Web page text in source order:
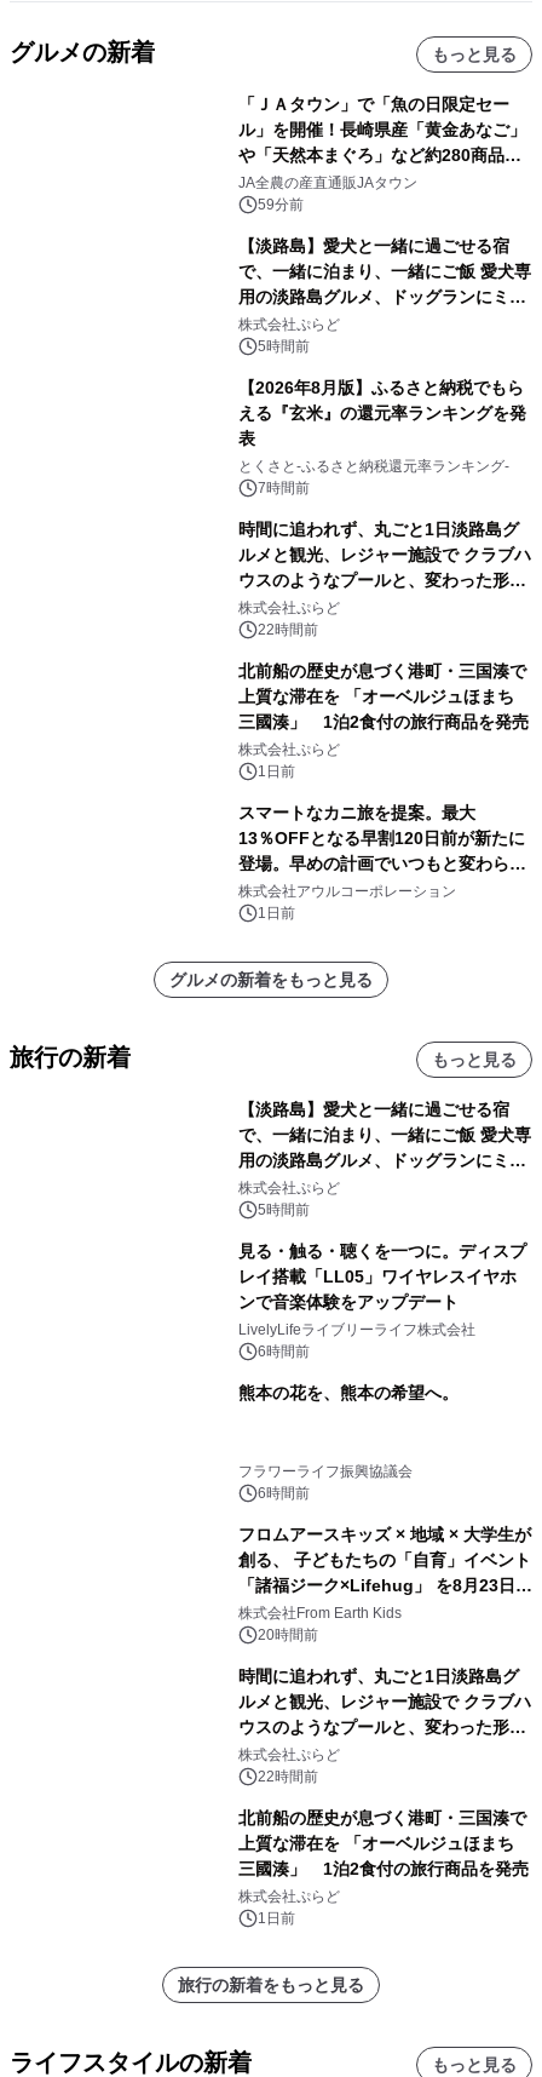
グルメの新着 もっと見る
「ＪＡタウン」で「魚の日限定セー
ル」を開催！長崎県産「黄金あなご」
や「天然本まぐろ」など約280商品を
販売！～毎月１０日の定例企画～
JA全農の産直通販JAタウン
59分前
【淡路島】愛犬と一緒に過ごせる宿
で、一緒に泊まり、一緒にご飯 愛犬専
用の淡路島グルメ、ドッグランにミニ
プール グランピングとトレーラーハウ
スの2施設で
株式会社ぷらど
5時間前
【2026年8月版】ふるさと納税でもら
える『玄米』の還元率ランキングを発
表
とくさと-ふるさと納税還元率ランキング-
7時間前
時間に追われず、丸ごと1日淡路島グ
ルメと観光、レジャー施設で クラブハ
ウスのようなプールと、変わった形の
サウナも 「THE BOXY AWAJI」のお
得な素泊まり連泊プランで
株式会社ぷらど
22時間前
北前船の歴史が息づく港町・三国湊で
上質な滞在を 「オーベルジュほまち
三國湊」 1泊2食付の旅行商品を発売
株式会社ぷらど
1日前
スマートなカニ旅を提案。最大
13％OFFとなる早割120日前が新たに
登場。早めの計画でいつもと変わらぬ
大人の冬旅を。ー夕日ヶ浦温泉「佳松
苑 別邸ふうか」ー
株式会社アウルコーポレーション
1日前
グルメの新着をもっと見る
旅行の新着 もっと見る
【淡路島】愛犬と一緒に過ごせる宿
で、一緒に泊まり、一緒にご飯 愛犬専
用の淡路島グルメ、ドッグランにミニ
プール グランピングとトレーラーハウ
スの2施設で
株式会社ぷらど
5時間前
見る・触る・聴くを一つに。ディスプ
レイ搭載「LL05」ワイヤレスイヤホ
ンで音楽体験をアップデート
LivelyLifeライブリーライフ株式会社
6時間前
熊本の花を、熊本の希望へ。
フラワーライフ振興協議会
6時間前
フロムアースキッズ × 地域 × 大学生が
創る、 子どもたちの「自育」イベント
「諸福ジーク×Lifehug」 を8月23日
(日)開催
株式会社From Earth Kids
20時間前
時間に追われず、丸ごと1日淡路島グ
ルメと観光、レジャー施設で クラブハ
ウスのようなプールと、変わった形の
サウナも 「THE BOXY AWAJI」のお
得な素泊まり連泊プランで
株式会社ぷらど
22時間前
北前船の歴史が息づく港町・三国湊で
上質な滞在を 「オーベルジュほまち
三國湊」 1泊2食付の旅行商品を発売
株式会社ぷらど
1日前
旅行の新着をもっと見る
ライフスタイルの新着 もっと見る